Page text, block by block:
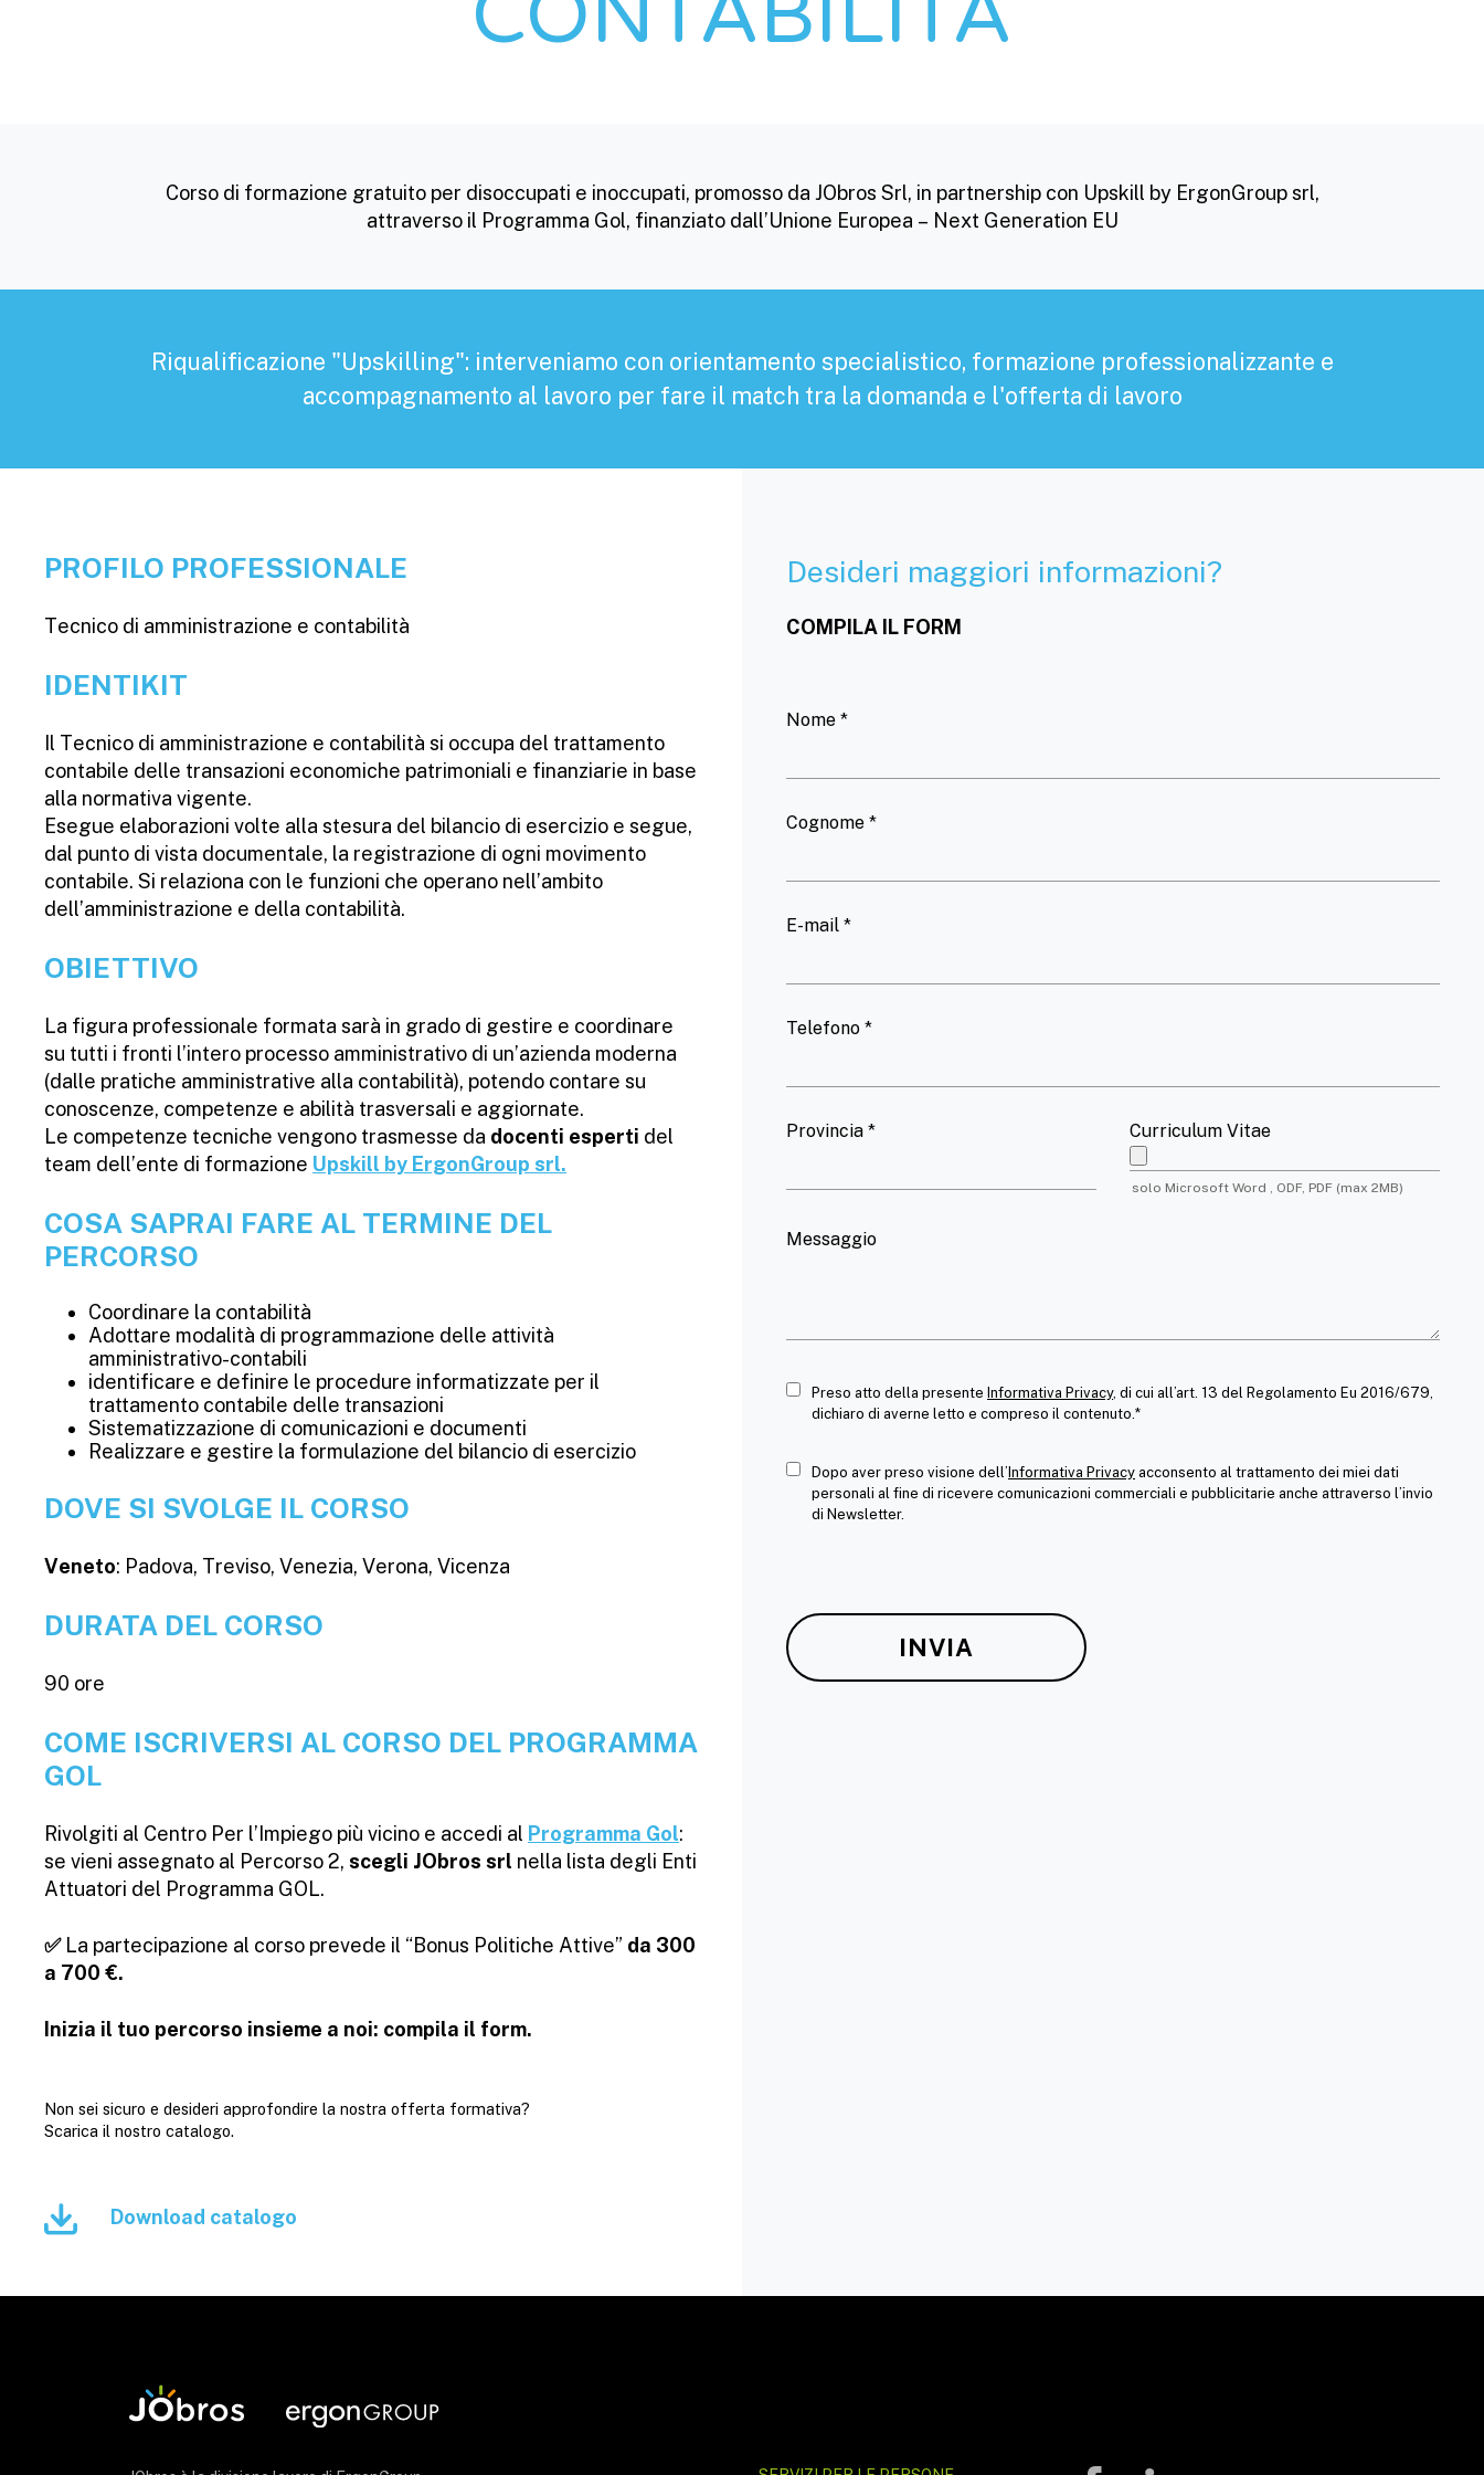
Corso di formazione gratuito per disoccupati e inoccupati, promosso da JObros Srl, in partnership con Upskill by ErgonGroup srl,
attraverso il Programma Gol, finanziato dall’Unione Europea – Next Generation EU
Riqualificazione "Upskilling": interveniamo con orientamento specialistico, formazione professionalizzante e
accompagnamento al lavoro per fare il match tra la domanda e l'offerta di lavoro
PROFILO PROFESSIONALE
Tecnico di amministrazione e contabilità
IDENTIKIT
Il Tecnico di amministrazione e contabilità si occupa del trattamento
contabile delle transazioni economiche patrimoniali e finanziarie in base
alla normativa vigente.
Esegue elaborazioni volte alla stesura del bilancio di esercizio e segue,
dal punto di vista documentale, la registrazione di ogni movimento
contabile. Si relaziona con le funzioni che operano nell’ambito
dell’amministrazione e della contabilità.
OBIETTIVO
La figura professionale formata sarà in grado di gestire e coordinare
su tutti i fronti l’intero processo amministrativo di un’azienda moderna
(dalle pratiche amministrative alla contabilità), potendo contare su
conoscenze, competenze e abilità trasversali e aggiornate.
Le competenze tecniche vengono trasmesse da docenti esperti del
team dell’ente di formazione Upskill by ErgonGroup srl.
COSA SAPRAI FARE AL TERMINE DEL
PERCORSO
Coordinare la contabilità
Adottare modalità di programmazione delle attività
amministrativo-contabili
identificare e definire le procedure informatizzate per il
trattamento contabile delle transazioni
Sistematizzazione di comunicazioni e documenti
Realizzare e gestire la formulazione del bilancio di esercizio
DOVE SI SVOLGE IL CORSO
Veneto: Padova, Treviso, Venezia, Verona, Vicenza
DURATA DEL CORSO
90 ore
COME ISCRIVERSI AL CORSO DEL PROGRAMMA
GOL
Rivolgiti al Centro Per l’Impiego più vicino e accedi al Programma Gol:
se vieni assegnato al Percorso 2, scegli JObros srl nella lista degli Enti
Attuatori del Programma GOL.
✅ La partecipazione al corso prevede il “Bonus Politiche Attive” da 300
a 700 €.
Inizia il tuo percorso insieme a noi: compila il form.
Non sei sicuro e desideri approfondire la nostra offerta formativa?
Scarica il nostro catalogo.
Download catalogo
Desideri maggiori informazioni?
COMPILA IL FORM
Nome *
Cognome *
E-mail *
Telefono *
Provincia * Curriculum Vitae
solo Microsoft Word , ODF, PDF (max 2MB)
Messaggio
Preso atto della presente Informativa Privacy, di cui all’art. 13 del Regolamento Eu 2016/679,
dichiaro di averne letto e compreso il contenuto.*
Dopo aver preso visione dell’Informativa Privacy acconsento al trattamento dei miei dati
personali al fine di ricevere comunicazioni commerciali e pubblicitarie anche attraverso l’invio
di Newsletter.